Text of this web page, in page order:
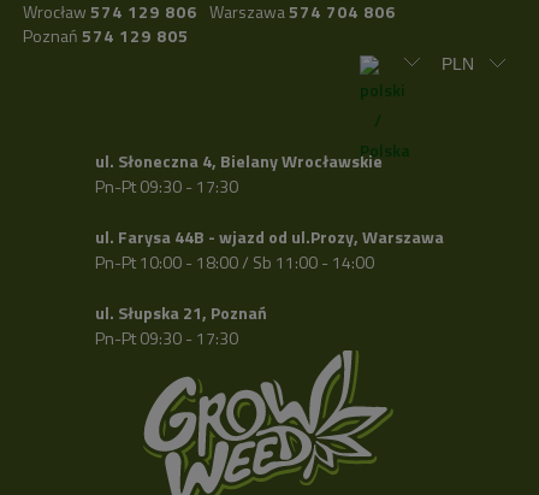
Wrocław 574 129 806 Warszawa574 704 806
Poznań 574 129 805
ul. Słoneczna 4, Bielany Wrocławskie
Pn-Pt 09:30 - 17:30
ul. Farysa 44B - wjazd od ul.Prozy, Warszawa
Pn-Pt 10:00 - 18:00 / Sb 11:00 - 14:00
ul. Słupska 21, Poznań
Pn-Pt 09:30 - 17:30